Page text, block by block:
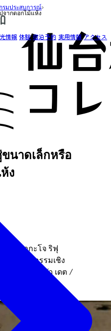
情報 体験 宿泊予約 実用情報 アクセス
รมประสบการณ์›
จากดอกไม้แห้ง
นาดเล็กหรือ
ง
มะ ทากะโจ ริฟุ
ดิม / กิจกรรมเชิง
มง ครอบครัว เดต /
นเดียว
กับเพื่อน